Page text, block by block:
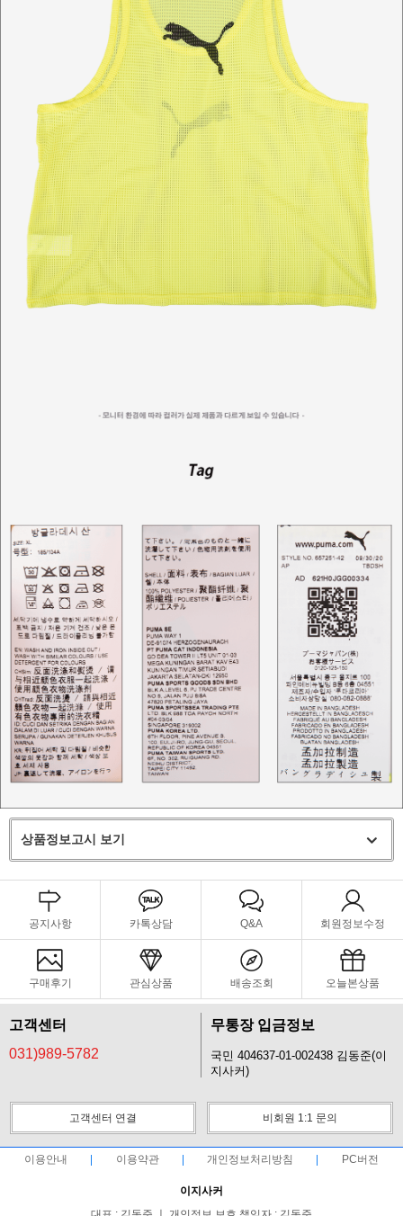
상품정보고시 보기
공지사항 카톡상담 Q&A 회원정보수정
구매후기 관심상품 배송조회 오늘본상품
고객센터
031)989-5782
무통장 입금정보
국민 404637-01-002438 김동준(이
지사커)
고객센터 연결 비회원 1:1 문의
이용안내 이용약관 개인정보처리방침 PC버전
이지사커